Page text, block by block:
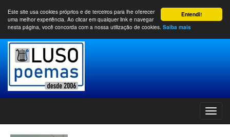
Entendi!
Este site usa cookies próprios e de terceiros para lhe oferecer
uma melhor experiência. Ao clicar em qualquer link e navegar
nesta página, você concorda com a nossa utilização de cookies. Saiba mais